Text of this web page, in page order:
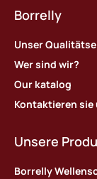
Borrelly
Unser
Wer sind wir?
Our katalog
Kontaktieren sie
Unsere
Borrelly